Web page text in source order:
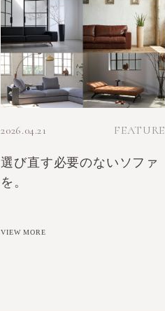
2026.04.21 FEATURE
選び直す必要のないソファ
を。
VIEW MORE